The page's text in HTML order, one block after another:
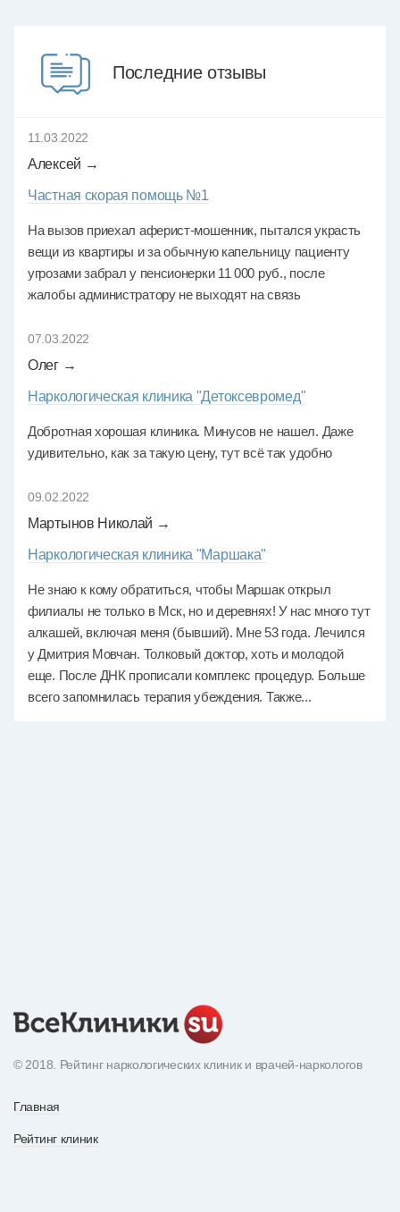
Последние отзывы
11.03.2022
Алексей →
Частная скорая помощь №1
На вызов приехал аферист-мошенник, пытался украсть
вещи из квартиры и за обычную капельницу пациенту
угрозами забрал у пенсионерки 11 000 руб., после
жалобы администратору не выходят на связь
07.03.2022
Олег →
Наркологическая клиника "Детоксевромед"
Добротная хорошая клиника. Минусов не нашел. Даже
удивительно, как за такую цену, тут всё так удобно
09.02.2022
Мартынов Николай →
Наркологическая клиника "Маршака"
Не знаю к кому обратиться, чтобы Маршак открыл
филиалы не только в Мск, но и деревнях! У нас много тут
алкашей, включая меня (бывший). Мне 53 года. Лечился
у Дмитрия Мовчан. Толковый доктор, хоть и молодой
еще. После ДНК прописали комплекс процедур. Больше
всего запомнилась терапия убеждения. Также...
© 2018. Рейтинг наркологических клиник и врачей-наркологов
Главная
Рейтинг клиник